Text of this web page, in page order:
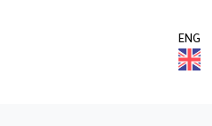
ENG